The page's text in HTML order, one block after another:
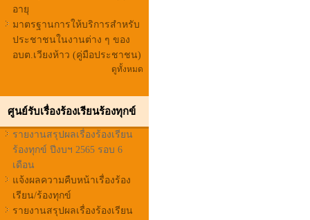
อายุ
มาตรฐานการให้บริการสำหรับ
ประชาชนในงานต่าง ๆ ของ
อบต.เวียงห้าว (คู่มือประชาชน)
ดูทั้งหมด
ศูนย์รับเรื่องร้องเรียนร้องทุกข์
รายงานสรุปผลเรื่องร้องเรียน
ร้องทุกข์ ปีงบฯ 2565 รอบ 6
เดือน
แจ้งผลความคืบหน้าเรื่องร้อง
เรียน/ร้องทุกข์
รายงานสรุปผลเรื่องร้องเรียน